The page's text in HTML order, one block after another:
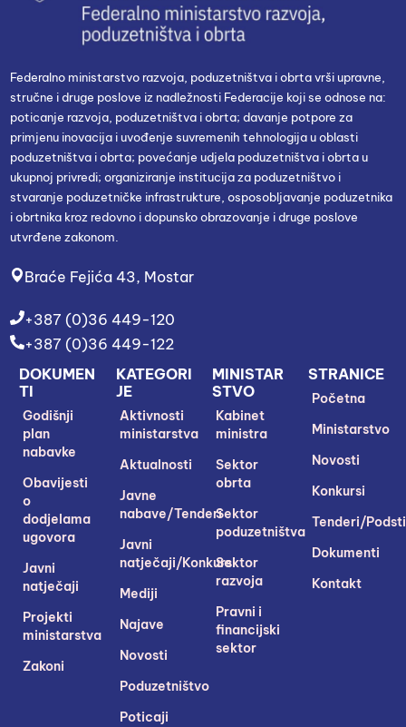
Federalno ministarstvo razvoja, poduzetništva i obrta vrši upravne,
stručne i druge poslove iz nadležnosti Federacije koji se odnose na:
poticanje razvoja, poduzetništva i obrta; davanje potpore za
primjenu inovacija i uvođenje suvremenih tehnologija u oblasti
poduzetništva i obrta; povećanje udjela poduzetništva i obrta u
ukupnoj privredi; organiziranje institucija za poduzetništvo i
stvaranje poduzetničke infrastrukture, osposobljavanje poduzetnika
i obrtnika kroz redovno i dopunsko obrazovanje i druge poslove
utvrđene zakonom.
Braće Fejića 43, Mostar
+387 (0)36 449-120
+387 (0)36 449-122
STRANICE
Početna
Ministarstvo
Novosti
Konkursi
Tenderi/
Dokumenti
Kontakt
MINISTAR
STVO
Kabinet
ministra
Sektor
obrta
Sektor
poduzetništva
Sektor
razvoja
Pravni i
financijski
sektor
KATEGORI
JE
Aktivnosti
ministarstva
Aktualnosti
Javne
nabave/Tenderi
Javni
natječaji/Konkursi
Mediji
Najave
Novosti
Poduzetništvo
Poticaji
DOKUMEN
TI
Godišnji
plan
nabavke
Obavijesti
o
dodjelama
ugovora
Javni
natječaji
Projekti
ministarstva
Zakoni